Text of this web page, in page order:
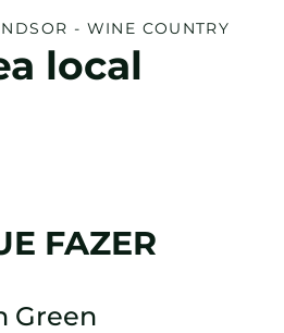
- WINE COUNTRY
local
FAZER
Green